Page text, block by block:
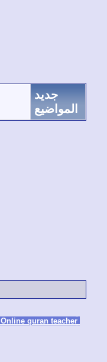
جديد
المواضيع
Online quran teacher